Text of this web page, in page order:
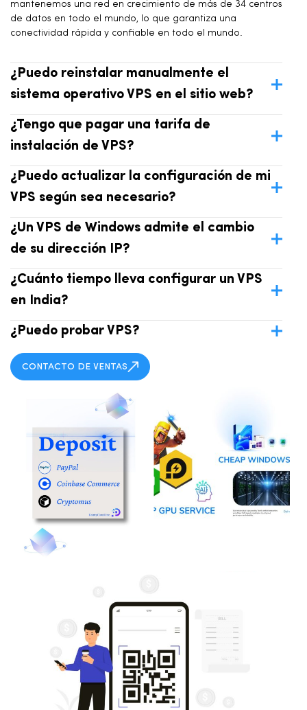
mantenemos una red en crecimiento de más de 34 centros
de datos en todo el mundo, lo que garantiza una
conectividad rápida y confiable en todo el mundo.
¿Puedo reinstalar manualmente el
sistema operativo VPS en el sitio web?
¿Tengo que pagar una tarifa de
instalación de VPS?
¿Puedo actualizar la configuración de mi
VPS según sea necesario?
¿Un VPS de Windows admite el cambio
de su dirección IP?
¿Cuánto tiempo lleva configurar un VPS
en India?
¿Puedo probar VPS?
CONTACTO DE VENTAS